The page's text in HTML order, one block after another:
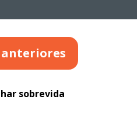
anteriores
sobrevida